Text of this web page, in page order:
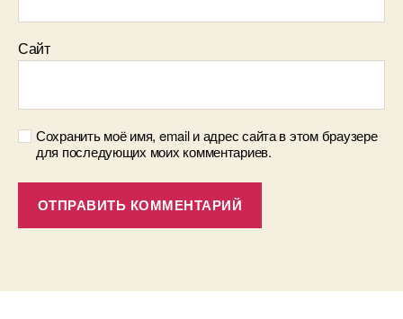
Сайт
Сохранить моё имя, email и адрес сайта в этом браузере
для последующих моих комментариев.